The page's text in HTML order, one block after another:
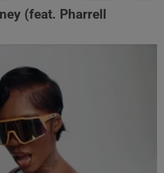
(feat. Pharrell